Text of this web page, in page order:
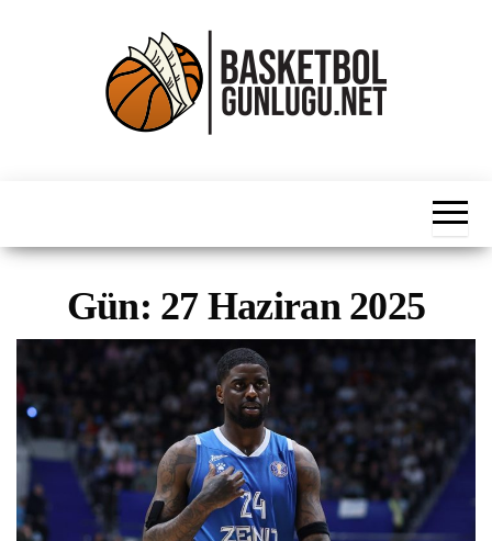
Ligleri
Gün: 27 Haziran 2025